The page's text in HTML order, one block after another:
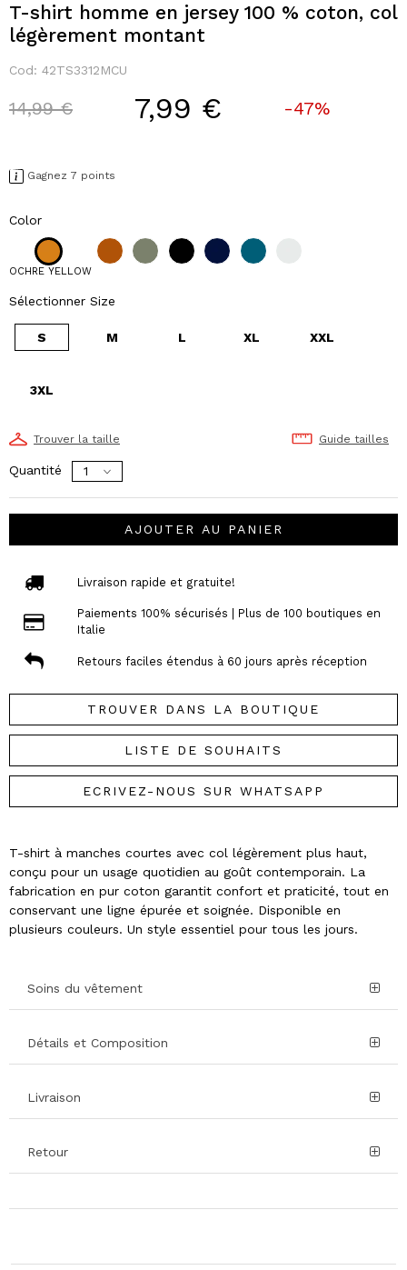
T-shirt homme en jersey 100 % coton, col
légèrement montant
Cod: 42TS3312MCU
Price reduced from
14,99 €to 7,99 € -47%
Gagnez 7 points
Color
OCHRE YELLOW
Sélectionner Size
S M L XL XXL
3XL
Trouver la taille Guide tailles
Quantité
AJOUTER AU PANIER
Livraison rapide et gratuite!
Paiements 100% sécurisés | Plus de 100 boutiques en
Italie
Retours faciles étendus à 60 jours après réception
TROUVER DANS LA BOUTIQUE
LISTE DE SOUHAITS
ECRIVEZ-NOUS SUR WHATSAPP
T-shirt à manches courtes avec col légèrement plus haut,
conçu pour un usage quotidien au goût contemporain. La
fabrication en pur coton garantit confort et praticité, tout en
conservant une ligne épurée et soignée. Disponible en
plusieurs couleurs. Un style essentiel pour tous les jours.
Soins du vêtement
Détails et Composition
Livraison
Retour